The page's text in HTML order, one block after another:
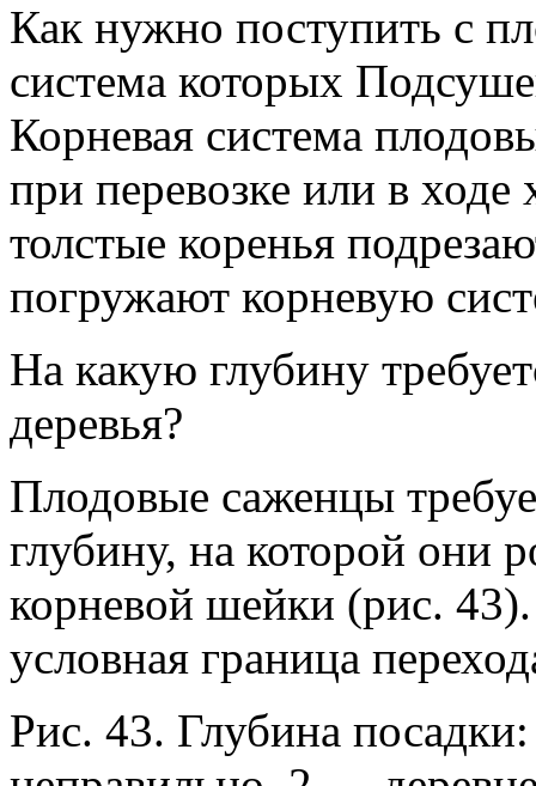
Как нужно поступить с
система которых
Корневая система
при перевозке или в
толстые коренья
погружают корневую
На какую глубину
деревья?
Плодовые саженцы
глубину, на которой они
корневой шейки (рис.
условная граница
Рис. 43. Глубина